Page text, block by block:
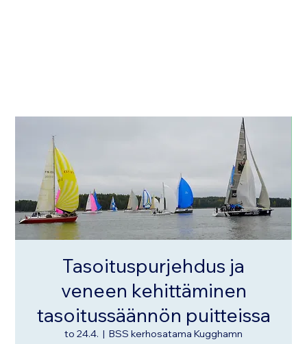
Tasoituspurjehdus ja
veneen kehittäminen
tasoitussäännön puitteissa
to 24.4.
  |
BSS kerhosatama Kugghamn